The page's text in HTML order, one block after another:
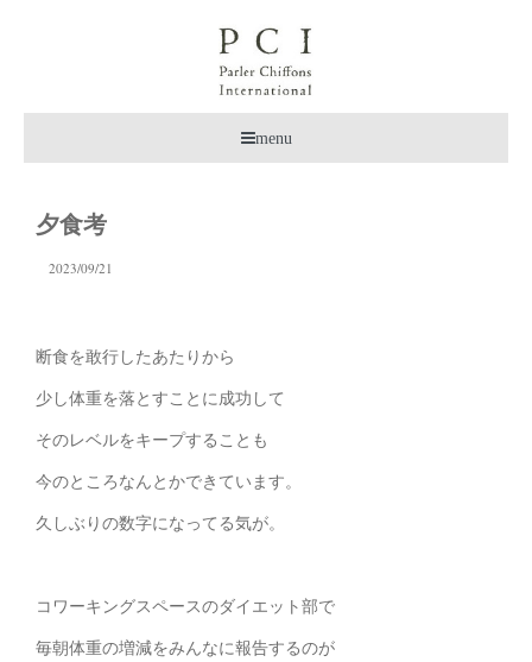
menu
夕食考
2023/09/21
断食を敢行したあたりから
少し体重を落とすことに成功して
そのレベルをキープすることも
今のところなんとかできています。
久しぶりの数字になってる気が。
コワーキングスペースのダイエット部で
毎朝体重の増減をみんなに報告するのが